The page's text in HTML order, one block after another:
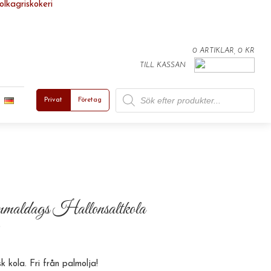
0 ARTIKLAR, 0 KR
TILL KASSAN
Privat Företag
Products search
Hallonsaltkola
kola. Fri från palmolja!